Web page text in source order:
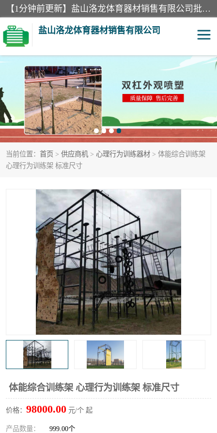
【1分钟前更新】盐山洛龙体育器材销售有限公司批量供应：300米障碍器材、400米障碍器材、部队训练器材、双杠、体操垫、舞蹈把杆等产品。盐山洛龙体育器材销售有限公司经过多年的发展，集研发，生产，销售，售后服务为一体. 奉行“质量，信誉，服务”的宗旨，以开拓创新的精神和真诚守信的态度积极进取。
盐山洛龙体育器材销售有限公司
当前位置： 首页 > 供应商机 > 心理行为训练器材 > 体能综合训练架
心理行为训练架 标准尺寸
体能综合训练架 心理行为训练架 标准尺寸
价格： 98000.00 元/个 起
产品数量： 999.00个
单双杠 舞蹈把杆
400米障碍器材
300米障碍器材 攀爬架
塑胶跑道 400米障碍器材1